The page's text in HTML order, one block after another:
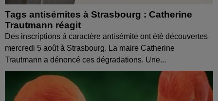
Tags antisémites à Strasbourg : Catherine
Trautmann réagit
Des inscriptions à caractère antisémite ont été découvertes
mercredi 5 août à Strasbourg. La maire Catherine
Trautmann a dénoncé ces dégradations. Une...